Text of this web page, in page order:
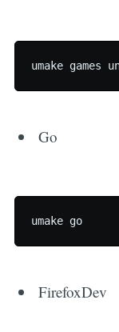
Go
umake go
FirefoxDev